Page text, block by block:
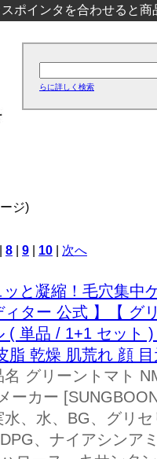
ポインタを合わせると
らに詳しく検索
ジ)
8 9 10 次へ
ッと凝縮！毛穴集中
ィター 公式 】【 グ
( 単品 / 1+1 セット
脂 乾燥 肌荒れ 顔
グリーントマト
ーカー
、水、BG、グリ
、ナイアシンア